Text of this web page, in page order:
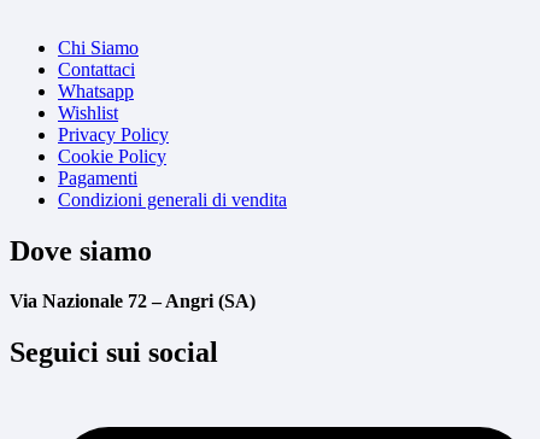
Chi Siamo
Contattaci
Whatsapp
Wishlist
Privacy Policy
Cookie Policy
Pagamenti
Condizioni generali di vendita
Dove siamo
Via Nazionale 72 – Angri (SA)
Seguici sui social